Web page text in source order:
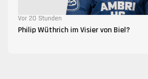
Vor 20 Stunden
Philip Wüthrich im Visier von Biel?